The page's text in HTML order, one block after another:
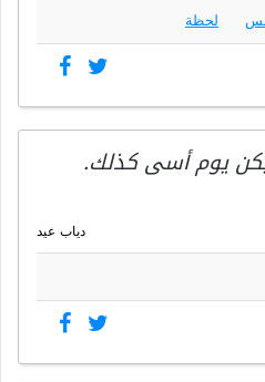
لحظة
يوم أسى كذلك.
دياب عيد